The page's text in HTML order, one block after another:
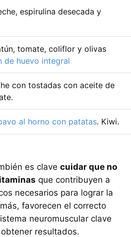
espirulina desecada y
tomate, coliflor y olivas
de huevo integral
con tostadas con aceite de
al horno con patatas. Kiwi.
es clave cuidar que no
que contribuyen a
necesarios para lograr la
favorecen el correcto
neuromuscular clave
resultados.